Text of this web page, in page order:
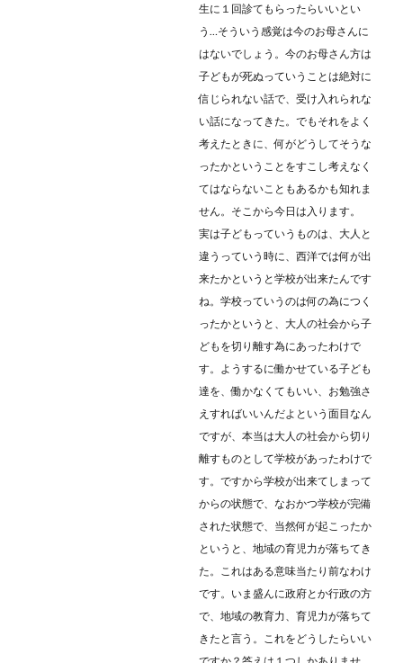
生に１回診てもらったらいいとい
う…そういう感覚は今のお母さんに
はないでしょう。今のお母さん方は
子どもが死ぬっていうことは絶対に
信じられない話で、受け入れられな
い話になってきた。でもそれをよく
考えたときに、何がどうしてそうな
ったかということをすこし考えなく
てはならないこともあるかも知れま
せん。そこから今日は入ります。
実は子どもっていうものは、大人と
違うっていう時に、西洋では何が出
来たかというと学校が出来たんです
ね。学校っていうのは何の為につく
ったかというと、大人の社会から子
どもを切り離す為にあったわけで
す。ようするに働かせている子ども
達を、働かなくてもいい、お勉強さ
えすればいいんだよという面目なん
ですが、本当は大人の社会から切り
離すものとして学校があったわけで
す。ですから学校が出来てしまって
からの状態で、なおかつ学校が完備
された状態で、当然何が起こったか
というと、地域の育児力が落ちてき
た。これはある意味当たり前なわけ
です。いま盛んに政府とか行政の方
で、地域の教育力、育児力が落ちて
きたと言う。これをどうしたらいい